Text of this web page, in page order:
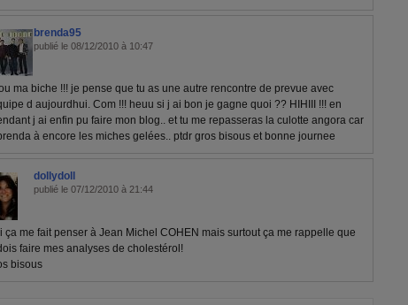
brenda95
publié le 08/12/2010 à 10:47
ma biche !!! je pense que tu as une autre rencontre de prevue avec
d aujourdhui. Com !!! heuu si j ai bon je gagne quoi ?? HIHIII !!! en
j ai enfin pu faire mon blog.. et tu me repasseras la culotte angora car
à encore les miches gelées.. ptdr gros bisous et bonne journee
dollydoll
publié le 07/12/2010 à 21:44
ça me fait penser à Jean Michel COHEN mais surtout ça me rappelle que
faire mes analyses de cholestérol!
bisous